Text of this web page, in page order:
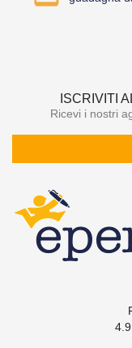
ISCRIVITI
Ricevi i nostri